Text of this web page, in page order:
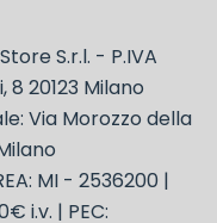
S.r.l. - P.IVA
8 20123 Milano
Via Morozzo della
MI - 2536200 |
i.v. | PEC: